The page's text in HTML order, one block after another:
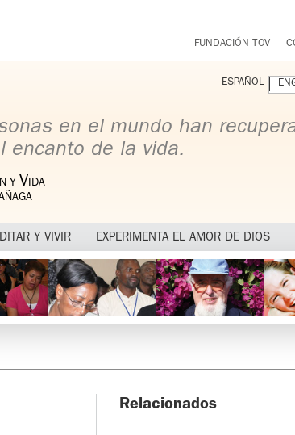
FUNDACIÓN TOV
en el mundo han
encanto de la vida.
Y V IDA
Y VIVIR EXPERIMENTA EL AMOR DE DIOS
ESPAÑOL
Relacionados